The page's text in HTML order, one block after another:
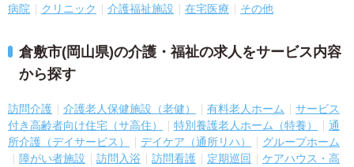
病院 クリニック 介護福祉施設 在宅医療 その他
倉敷市(岡山県)の介護・福祉の求人をサービス内容
から探す
訪問介護 介護老人保健施設（老健） 有料老人ホーム
サービス
付き高齢者向け住宅（サ高住）
特別養護老人ホーム（特養）
通
所介護（デイサービス）
デイケア（通所リハ）
グループホーム
障がい者施設
訪問入浴 訪問看護 定期巡回
ケアハウス・高